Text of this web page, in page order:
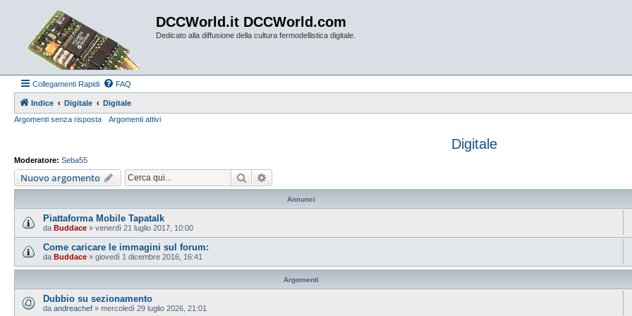
DCCWorld.it DCCWorld.com
Dedicato alla diffusione della cultura fermodellistica digitale.
Collegamenti Rapidi FAQ
Indice Digitale
Digitale
Argomenti senza risposta
Argomenti attivi
Digitale
Moderatore: Seba55
Nuovo argomento Cerca
Annunci
Piattaforma Mobile Tapatalk
da Buddace » venerdì 21 luglio 2017, 10:00
Come caricare le immagini sul forum:
da Buddace » giovedì 1 dicembre 2016, 16:41
Argomenti
Dubbio su sezionamento
da andreachef » mercoledì 29 luglio 2026, 21:01